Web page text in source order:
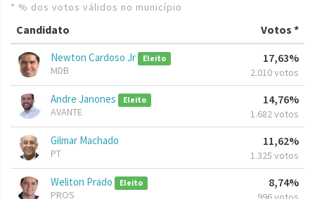
* % dos votos válidos no município
Candidato Votos *
Newton Cardoso Jr Eleito
MDB
17,63%
2.010 votos
Andre Janones Eleito
AVANTE
14,76%
1.682 votos
Gilmar Machado
PT
11,62%
1.325 votos
Weliton Prado Eleito
PROS
8,74%